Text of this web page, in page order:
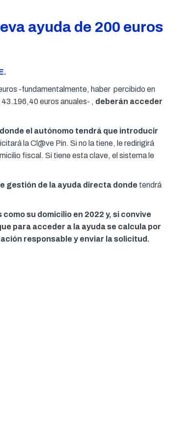
ayuda de 200 euros
-fundamentalmente, haber percibido en
euros anuales- , deberán acceder
el autónomo tendrá que introducir
la Cl@ve Pin. Si no la tiene, le redirigirá
fiscal. Si tiene esta clave, el sistema le
gestión de la ayuda directa donde tendrá
su domicilio en 2022 y, si convive
para acceder a la ayuda se calcula por
responsable y enviar la solicitud.